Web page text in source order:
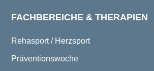
FACHBEREICHE & THERAPIEN
Rehasport / Herzsport
Präventionswoche